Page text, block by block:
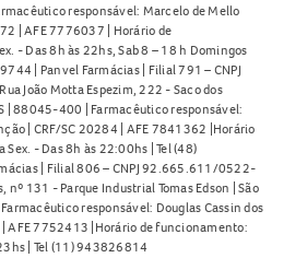
responsável: Marcelo de Mello
| AFE 7776037 | Horário de
- Das 8h às 22hs, Sab 8 – 18 h Domingos
| Panvel Farmácias | Filial 791 – CNPJ
João Motta Espezim, 222 - Saco dos
| 88045-400 | Farmacêutico responsável:
| CRF/SC 20284 | AFE 7841362 |Horário
- Das 8h às 22:00hs | Tel (48)
| Filial 806 – CNPJ 92.665.611/0522-
nº 131 - Parque Industrial Tomas Edson | São
responsável: Douglas Cassin dos
| AFE 7752413 |Horário de funcionamento:
| Tel (11) 943826814